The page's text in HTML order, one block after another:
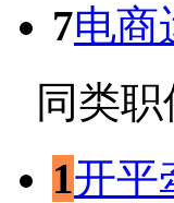
7电商
同类
1开平